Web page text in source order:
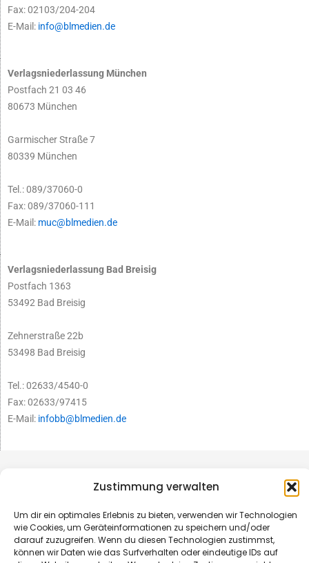
Zustimmung verwalten
Um dir ein optimales Erlebnis zu bieten, verwenden wir Technologien
wie Cookies, um Geräteinformationen zu speichern und/oder
darauf zuzugreifen. Wenn du diesen Technologien zustimmst,
können wir Daten wie das Surfverhalten oder eindeutige IDs auf
Fax: 02103/204-204
E-Mail: info@blmedien.de
Verlagsniederlassung München
Postfach 21 03 46
80673 München
Garmischer Straße 7
80339 München
Tel.: 089/37060-0
Fax: 089/37060-111
E-Mail: muc@blmedien.de
Verlagsniederlassung Bad Breisig
Postfach 1363
53492 Bad Breisig
Zehnerstraße 22b
53498 Bad Breisig
Tel.: 02633/4540-0
Fax: 02633/97415
E-Mail: infobb@blmedien.de